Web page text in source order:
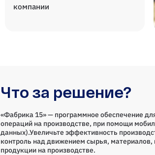
компании
Что за решение?
«Фабрика 15» — программное обеспечение
операций на производстве, при помощи
данных).Увеличьте эффективность
контроль над движением сырья, материалов,
продукции на производстве.